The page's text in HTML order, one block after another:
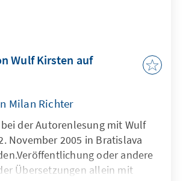
Wulf Kirsten auf
Milan Richter
der Autorenlesung mit Wulf
November 2005 in Bratislava
oder andere
Übersetzungen allein mit